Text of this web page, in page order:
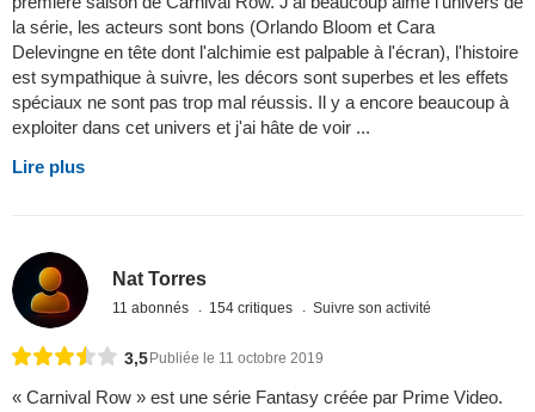
la série, les acteurs sont bons (Orlando Bloom et Cara
Delevingne en tête dont l'alchimie est palpable à l'écran), l'histoire
est sympathique à suivre, les décors sont superbes et les effets
spéciaux ne sont pas trop mal réussis. Il y a encore beaucoup à
exploiter dans cet univers et j'ai hâte de voir ...
Lire plus
Nat Torres
11 abonnés 154 critiques Suivre son activité
3,5 Publiée le 11 octobre 2019
« Carnival Row » est une série Fantasy créée par Prime Video.